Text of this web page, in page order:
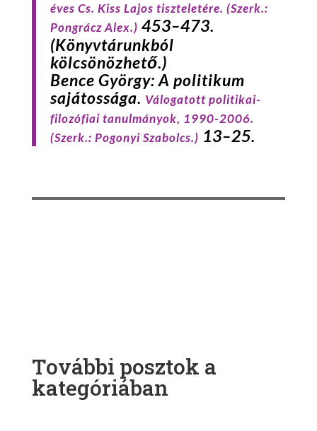
éves Cs. Kiss Lajos tiszteletére. (Szerk.:
Pongrácz Alex.) 453–473.
(Könyvtárunkból
kölcsönözhető.)
Bence György: A politikum
sajátossága. Válogatott politikai-
filozófiai tanulmányok, 1990-2006.
(Szerk.: Pogonyi Szabolcs.) 13–25.
További posztok a
kategóriában